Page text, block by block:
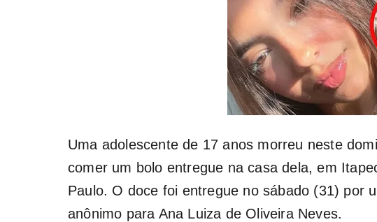
Uma adolescente de 17 anos morreu neste
comer um bolo entregue na casa dela, em
Paulo. O doce foi entregue no sábado (31) por
anônimo para Ana Luiza de Oliveira Neves.